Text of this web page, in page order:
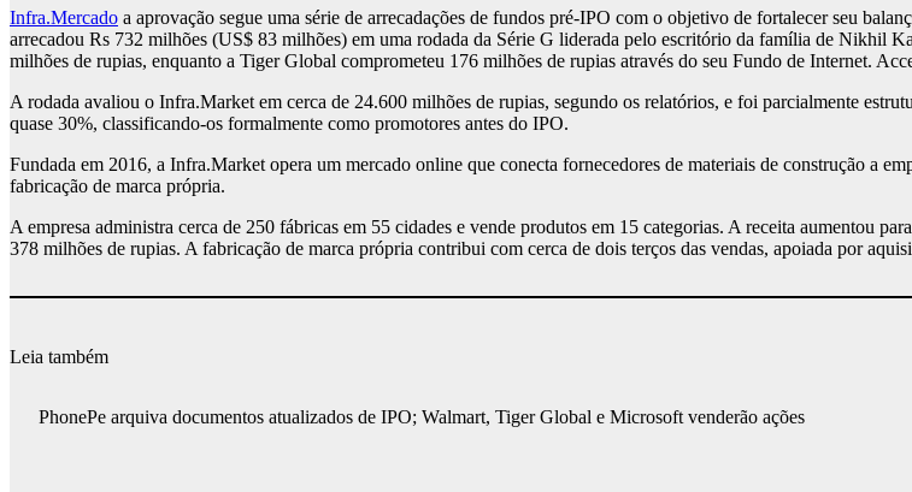
Infra.Mercado a aprovação segue uma série de arrecadações de fundos pré-IPO com o objetivo de fortalecer seu
arrecadou Rs 732 milhões (US$ 83 milhões) em uma rodada da Série G liderada pelo escritório da família de Nikhil
milhões de rupias, enquanto a Tiger Global comprometeu 176 milhões de rupias através do seu Fundo de Internet.
A rodada avaliou o Infra.Market em cerca de 24.600 milhões de rupias, segundo os relatórios, e foi parcialmente
quase 30%, classificando-os formalmente como promotores antes do IPO.
Fundada em 2016, a Infra.Market opera um mercado online que conecta fornecedores de materiais de construção a
fabricação de marca própria.
A empresa administra cerca de 250 fábricas em 55 cidades e vende produtos em 15 categorias. A receita aumentou
378 milhões de rupias. A fabricação de marca própria contribui com cerca de dois terços das vendas, apoiada por
Leia também
PhonePe arquiva documentos atualizados de IPO; Walmart, Tiger Global e Microsoft venderão ações